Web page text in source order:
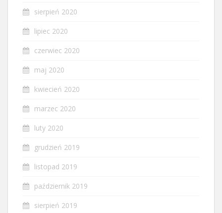
sierpień 2020
lipiec 2020
czerwiec 2020
maj 2020
kwiecień 2020
marzec 2020
luty 2020
grudzień 2019
listopad 2019
październik 2019
sierpień 2019